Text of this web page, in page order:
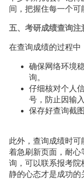
间，把握住每一个可
五、考研成绩查询
在查询成绩的过程中
确保网络环境
询。
仔细核对个人
号，防止因输
保存好查询截
此外，查询成绩时
着急刷新页面，耐心
询，可以联系报考院
静的心态才是成功的